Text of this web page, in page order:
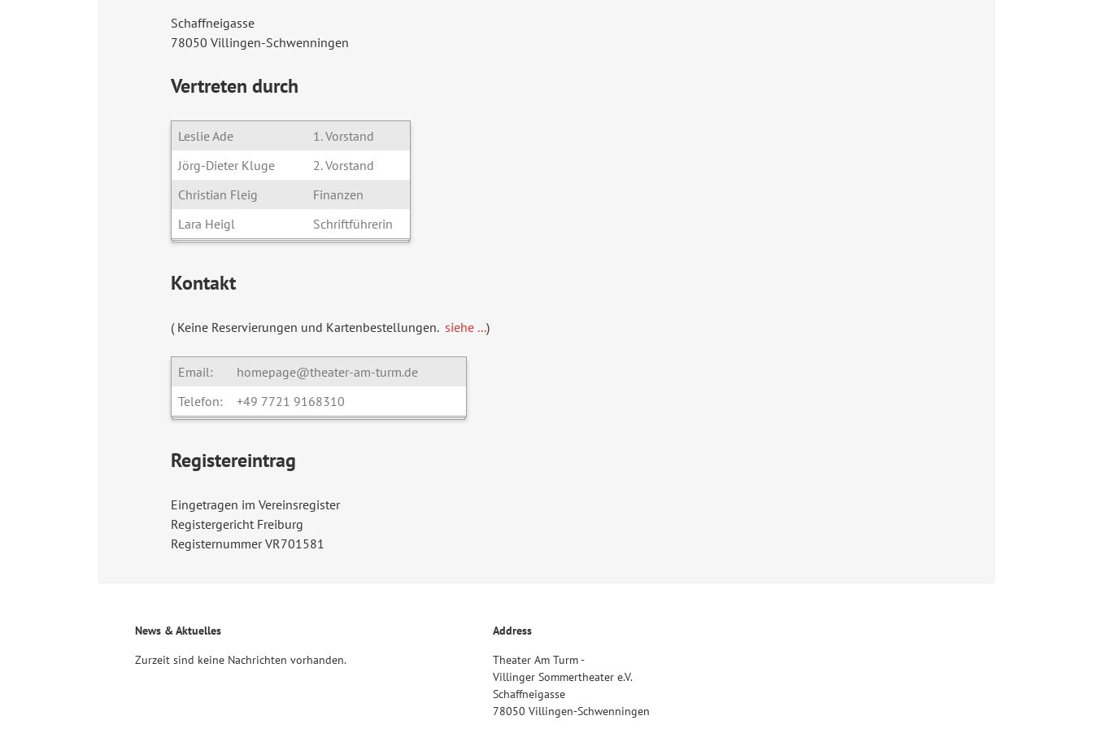
Schaffneigasse
78050 Villingen-Schwenningen
Vertreten durch
Leslie Ade
1. Vorstand
Jörg-Dieter Kluge
2. Vorstand
Christian Fleig
Finanzen
Lara Heigl
Schriftführerin
Kontakt
( Keine Reservierungen und Kartenbestellungen. siehe ...)
Email:
homepage@theater-am-turm.de
Telefon:
‭+49 7721 9168310
Registereintrag
Eingetragen im Vereinsregister
Registergericht Freiburg
Registernummer VR701581
News & Aktuelles
Zurzeit sind keine Nachrichten vorhanden.
Address
Theater Am Turm -
Villinger Sommertheater e.V.
Schaffneigasse
78050 Villingen-Schwenningen